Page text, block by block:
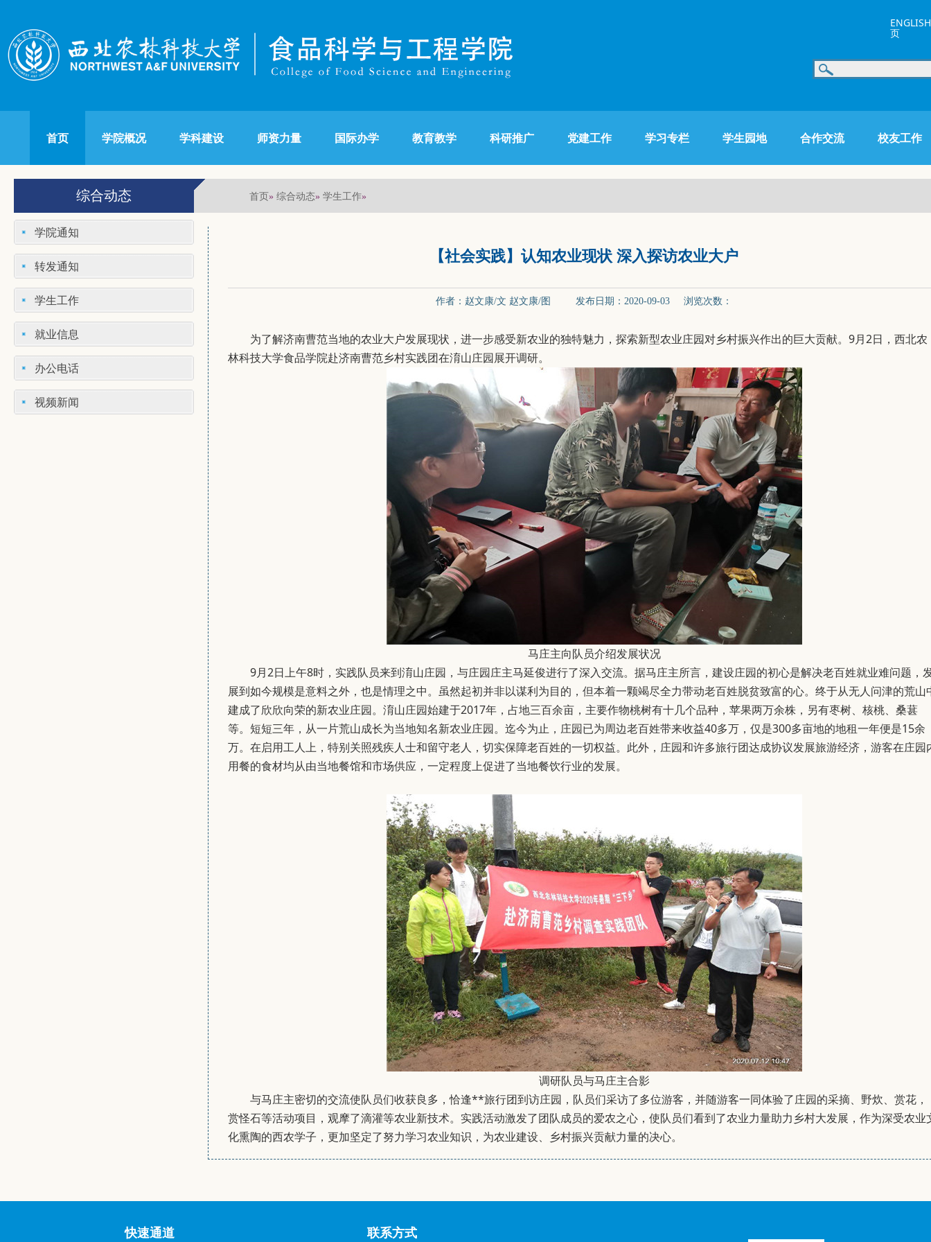
ENGLISH
页
首页 学院概况 学科建设 师资力量 国际办学 教育教学 科研推广 党建工作 学习专栏 学生园地 合作交流 校友工作
综合动态 首页» 综合动态» 学生工作»
学院通知
转发通知
学生工作
就业信息
办公电话
视频新闻
【社会实践】认知农业现状 深入探访农业大户
作者：赵文康/文 赵文康/图 发布日期：2020-09-03 浏览次数：
为了解济南曹范当地的农业大户发展现状，进一步感受新农业的独特魅力，探索新型农业庄园对乡村振兴作出的巨大贡献。9月2日，西北农
林科技大学食品学院赴济南曹范乡村实践团在淯山庄园展开调研。
马庄主向队员介绍发展状况
9月2日上午8时，实践队员来到淯山庄园，与庄园庄主马延俊进行了深入交流。据马庄主所言，建设庄园的初心是解决老百姓就业难问题，
展到如今规模是意料之外，也是情理之中。虽然起初并非以谋利为目的，但本着一颗竭尽全力带动老百姓脱贫致富的心。终于从无人问津的荒山
建成了欣欣向荣的新农业庄园。淯山庄园始建于2017年，占地三百余亩，主要作物桃树有十几个品种，苹果两万余株，另有枣树、核桃、桑葚
等。短短三年，从一片荒山成长为当地知名新农业庄园。迄今为止，庄园已为周边老百姓带来收益40多万，仅是300多亩地的地租一年便是15余
万。在启用工人上，特别关照残疾人士和留守老人，切实保障老百姓的一切权益。此外，庄园和许多旅行团达成协议发展旅游经济，游客在庄园
用餐的食材均从由当地餐馆和市场供应，一定程度上促进了当地餐饮行业的发展。
调研队员与马庄主合影
与马庄主密切的交流使队员们收获良多，恰逢**旅行团到访庄园，队员们采访了多位游客，并随游客一同体验了庄园的采摘、野炊、赏花，
赏怪石等活动项目，观摩了滴灌等农业新技术。实践活动激发了团队成员的爱农之心，使队员们看到了农业力量助力乡村大发展，作为深受农业
化熏陶的西农学子，更加坚定了努力学习农业知识，为农业建设、乡村振兴贡献力量的决心。
快速通道 联系方式